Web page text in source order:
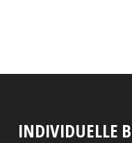
INDIVIDUELLE